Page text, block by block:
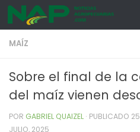
Skip to content
MAÍZ
Sobre el final de la
del maíz vienen
POR GABRIEL QUAIZEL · PUBLICADO
JULIO, 2025